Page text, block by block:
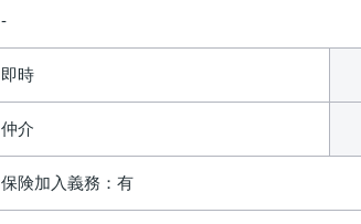
即時
仲介
保険加入義務：有